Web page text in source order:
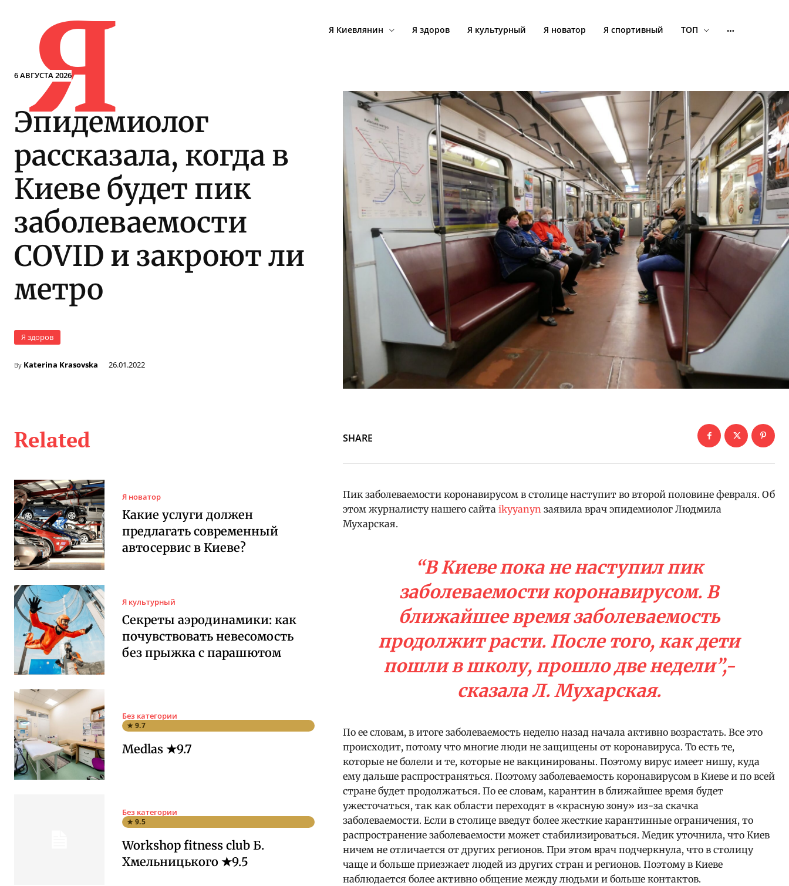
6 АВГУСТА 2026
Я Я Киевлянин Я здоров Я культурный Я новатор Я спортивный ТОП
Эпидемиолог
рассказала, когда в
Киеве будет пик
заболеваемости
COVID и закроют ли
метро
Я здоров
By Katerina Krasovska 26.01.2022
Related
Я новатор
Какие услуги должен
предлагать современный
автосервис в Киеве?
Я культурный
Секреты аэродинамики: как
почувствовать невесомость
без прыжка с парашютом
Без категории
★ 9.7
Medlas ★9.7
Без категории
★ 9.5
Workshop fitness club Б.
Хмельницького ★9.5
SHARE
Пик заболеваемости коронавирусом в столице наступит во второй половине февраля. Об
этом журналисту нашего сайта ikyyanyn заявила врач эпидемиолог Людмила
Мухарская.
“В Киеве пока не наступил пик
заболеваемости коронавирусом. В
ближайшее время заболеваемость
продолжит расти. После того, как дети
пошли в школу, прошло две недели”,-
сказала Л. Мухарская.
По ее словам, в итоге заболеваемость неделю назад начала активно возрастать. Все это
происходит, потому что многие люди не защищены от коронавируса. То есть те,
которые не болели и те, которые не вакцинированы. Поэтому вирус имеет нишу, куда
ему дальше распространяться. Поэтому заболеваемость коронавирусом в Киеве и по всей
стране будет продолжаться. По ее словам, карантин в ближайшее время будет
ужесточаться, так как области переходят в «красную зону» из-за скачка
заболеваемости. Если в столице введут более жесткие карантинные ограничения, то
распространение заболеваемости может стабилизироваться. Медик уточнила, что Киев
ничем не отличается от других регионов. При этом врач подчеркнула, что в столицу
чаще и больше приезжает людей из других стран и регионов. Поэтому в Киеве
наблюдается более активно общение между людьми и больше контактов.